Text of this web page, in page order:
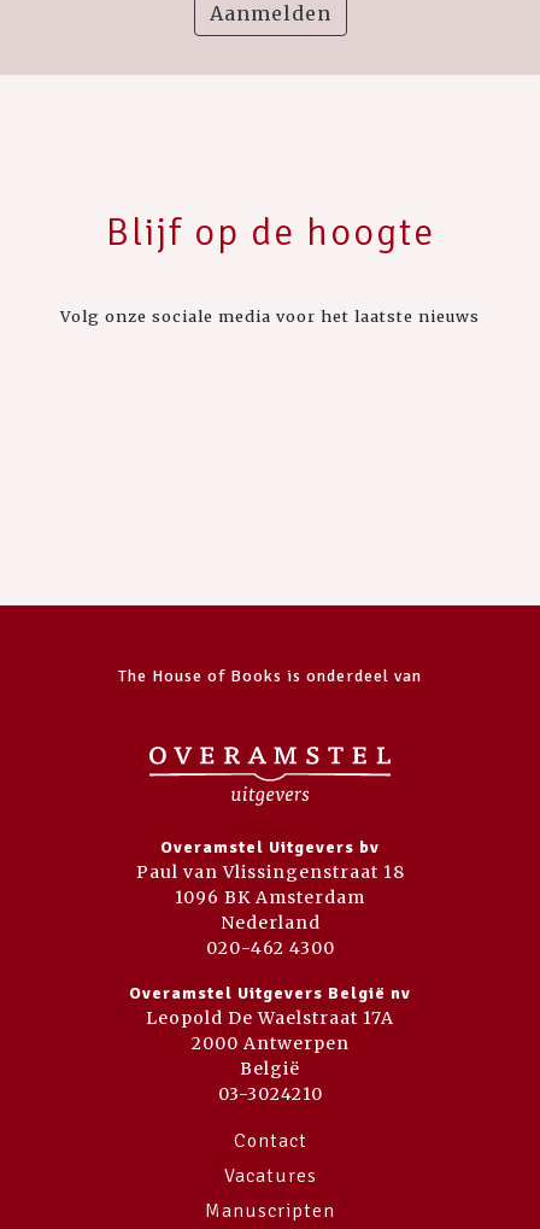
Aanmelden
Blijf op de hoogte
Volg onze sociale media voor het laatste nieuws
The House of Books is onderdeel van
Overamstel Uitgevers bv
Paul van Vlissingenstraat 18
1096 BK Amsterdam
Nederland
020-462 4300
Overamstel Uitgevers België nv
Leopold De Waelstraat 17A
2000 Antwerpen
België
03-3024210
Contact
Vacatures
Manuscripten